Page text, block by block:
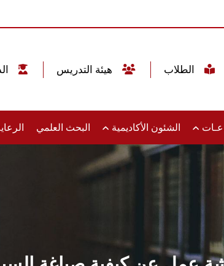
الشئون الأكاديمية البحث العلمي